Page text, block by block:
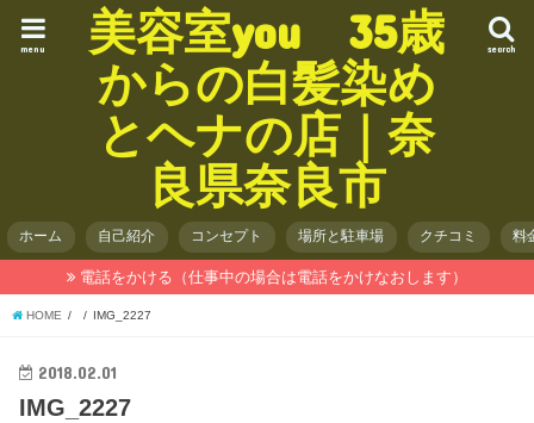
美容室you 35歳
からの白髪染め
とヘナの店｜奈
良県奈良市
search
menu
ホーム 自己紹介 コンセプト 場所と駐車場 クチコミ 料
電話をかける（仕事中の場合は電話をかけなおします）
HOME IMG_2227
2018.02.01
IMG_2227